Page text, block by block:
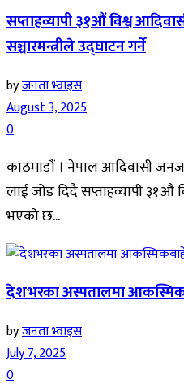
सप्ताहव्यापी ३१औं विश्व
सञ्चारमन्त्रीले उद्घाटन गर्ने
byजनता भ्वाइस
August 3, 2025
0
काठमाडौं । नेपाल आदिवासी
लाई जोड दिदै सप्ताहव्यापी ३१औं
भएको छ...
देशभरका अस्पतालमा
byजनता भ्वाइस
July 7, 2025
0